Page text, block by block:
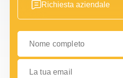
Richiesta aziendale
Nome completo
La tua email